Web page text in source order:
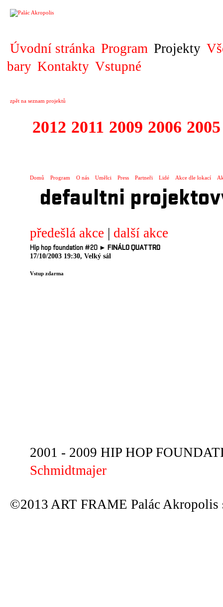
Úvodní stránka Program Projekty
bary Kontakty Vstupné
zpět na seznam projektů
2012 2011 2009 2006 2005
Domů Program O nás Umělci Press Partneři Lidé Akce dle lokací
defaultni
předešlá akce | další akce
Hip hop foundation #20 ► FINÁLO QUATTRO
17/10/2003 19:30, Velký sál
Vstup zdarma
2001 - 2009 HIP HOP
Schmidtmajer
©2013 ART FRAME Palác Akropolis